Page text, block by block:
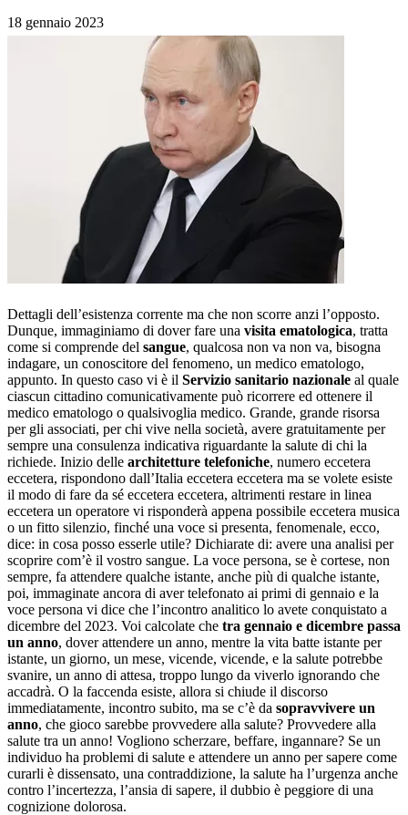
18 gennaio 2023
Dettagli dell’esistenza corrente ma che non scorre anzi l’opposto.
Dunque, immaginiamo di dover fare una visita ematologica, tratta
come si comprende del sangue, qualcosa non va non va, bisogna
indagare, un conoscitore del fenomeno, un medico ematologo,
appunto. In questo caso vi è il Servizio sanitario nazionale al quale
ciascun cittadino comunicativamente può ricorrere ed ottenere il
medico ematologo o qualsivoglia medico. Grande, grande risorsa
per gli associati, per chi vive nella società, avere gratuitamente per
sempre una consulenza indicativa riguardante la salute di chi la
richiede. Inizio delle architetture telefoniche, numero eccetera
eccetera, rispondono dall’Italia eccetera eccetera ma se volete esiste
il modo di fare da sé eccetera eccetera, altrimenti restare in linea
eccetera un operatore vi risponderà appena possibile eccetera musica
o un fitto silenzio, finché una voce si presenta, fenomenale, ecco,
dice: in cosa posso esserle utile? Dichiarate di: avere una analisi per
scoprire com’è il vostro sangue. La voce persona, se è cortese, non
sempre, fa attendere qualche istante, anche più di qualche istante,
poi, immaginate ancora di aver telefonato ai primi di gennaio e la
voce persona vi dice che l’incontro analitico lo avete conquistato a
dicembre del 2023. Voi calcolate che tra gennaio e dicembre passa
un anno, dover attendere un anno, mentre la vita batte istante per
istante, un giorno, un mese, vicende, vicende, e la salute potrebbe
svanire, un anno di attesa, troppo lungo da viverlo ignorando che
accadrà. O la faccenda esiste, allora si chiude il discorso
immediatamente, incontro subito, ma se c’è da sopravvivere un
anno, che gioco sarebbe provvedere alla salute? Provvedere alla
salute tra un anno! Vogliono scherzare, beffare, ingannare? Se un
individuo ha problemi di salute e attendere un anno per sapere come
curarli è dissensato, una contraddizione, la salute ha l’urgenza anche
contro l’incertezza, l’ansia di sapere, il dubbio è peggiore di una
cognizione dolorosa.